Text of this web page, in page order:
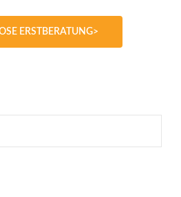
ERSTBERATUNG>